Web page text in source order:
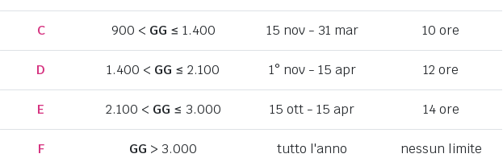
C 900 < GG ≤ 1.400 15 nov - 31 mar 10 ore
D 1.400 < GG ≤ 2.100 1° nov - 15 apr 12 ore
E 2.100 < GG ≤ 3.000 15 ott - 15 apr 14 ore
F GG > 3.000 tutto l'anno nessun limite